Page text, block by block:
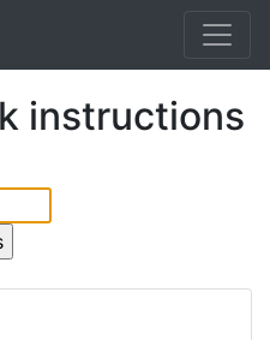
instructions